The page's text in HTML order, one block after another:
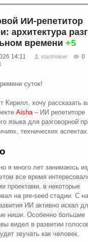
ИИ-репетитор
архитектура
времени +5
14:11 startmaker 0
суток!
Кирилл, хочу рассказать
Aisha – ИИ репетиторе
языка для разговорной
технических аспектах.
я много лет занимаюсь
все время
проектами, в некоторые
на pre-seed стадии. С
ИИ активно искал
ниши. Особенно большие
видел в развитии
звучать как человек.